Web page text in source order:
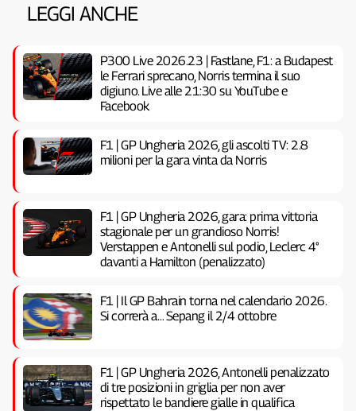
LEGGI ANCHE
P300 Live 2026.23 | Fastlane, F1: a Budapest
le Ferrari sprecano, Norris termina il suo
digiuno. Live alle 21:30 su YouTube e
Facebook
F1 | GP Ungheria 2026, gli ascolti TV: 2.8
milioni per la gara vinta da Norris
F1 | GP Ungheria 2026, gara: prima vittoria
stagionale per un grandioso Norris!
Verstappen e Antonelli sul podio, Leclerc 4°
davanti a Hamilton (penalizzato)
F1 | Il GP Bahrain torna nel calendario 2026.
Si correrà a… Sepang il 2/4 ottobre
F1 | GP Ungheria 2026, Antonelli penalizzato
di tre posizioni in griglia per non aver
rispettato le bandiere gialle in qualifica